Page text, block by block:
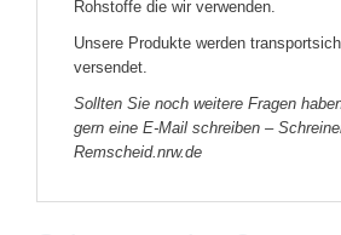
Rohstoffe die wir verwenden.
Unsere Produkte werden
versendet.
Sollten Sie noch weitere Fragen
gern eine E-Mail schreiben –
Remscheid.nrw.de